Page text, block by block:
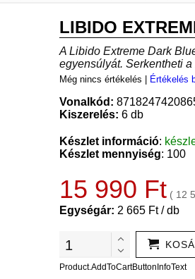
LIBIDO
A Libido Extreme Dark
egyensúlyát. Serkentheti
Még nincs értékelés Értékelés
Vonalkód:
Kiszerelés: 6 db
Készlet információ:
Készlet mennyiség: 100
15 990 Ft ( 12
Egységár: 2 665 Ft / db
Product.AddToCartButtonInfoText